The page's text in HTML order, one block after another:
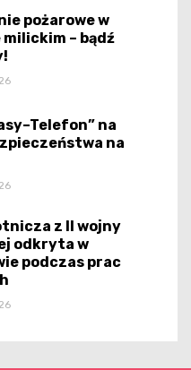
pożarowe w
– bądź
na
na
z II wojny
odkryta w
podczas prac